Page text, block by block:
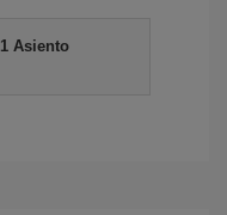
Asiento